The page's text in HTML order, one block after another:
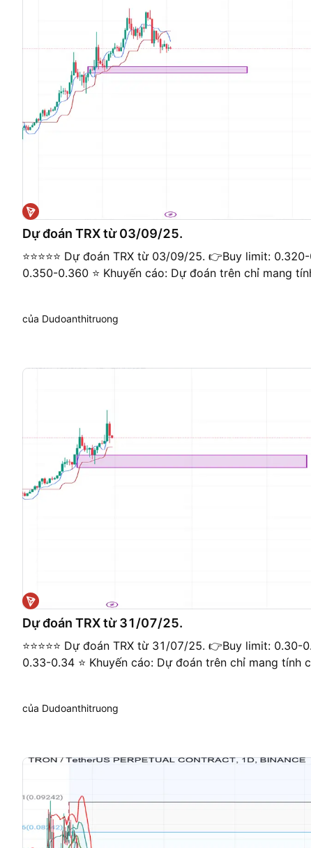
Dự đoán TRX từ 03/09/25.
⭐️⭐️⭐️⭐️⭐️ Dự đoán TRX từ 03/09/25. 👉Buy limit:
0.350-0.360 ⭐️ Khuyến cáo: Dự đoán trên chỉ mang
của Dudoanthitruong
Dự đoán TRX từ 31/07/25.
⭐️⭐️⭐️⭐️⭐️ Dự đoán TRX từ 31/07/25. 👉Buy limit:
0.33-0.34 ⭐️ Khuyến cáo: Dự đoán trên chỉ mang tính
của Dudoanthitruong